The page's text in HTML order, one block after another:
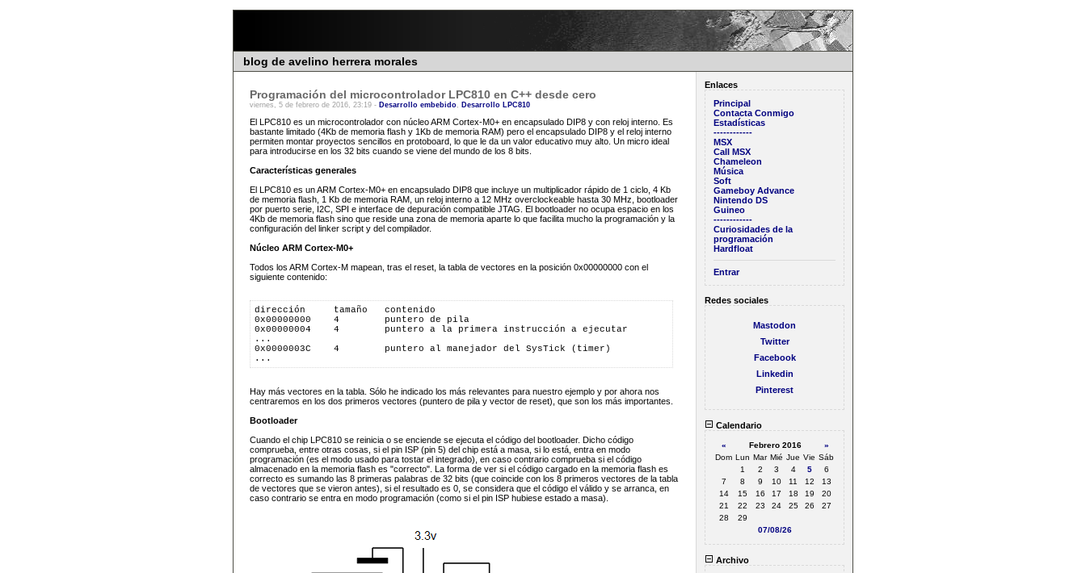
blog de avelino herrera morales
Programación del microcontrolador LPC810 en C++ desde cero
viernes, 5 de febrero de 2016, 23:19 - Desarrollo embebido, Desarrollo LPC810
El LPC810 es un microcontrolador con núcleo ARM Cortex-M0+ en encapsulado DIP8 y con reloj interno. Es
bastante limitado (4Kb de memoria flash y 1Kb de memoria RAM) pero el encapsulado DIP8 y el reloj interno
permiten montar proyectos sencillos en protoboard, lo que le da un valor educativo muy alto. Un micro ideal
para introducirse en los 32 bits cuando se viene del mundo de los 8 bits.
Características generales
El LPC810 es un ARM Cortex-M0+ en encapsulado DIP8 que incluye un multiplicador rápido de 1 ciclo, 4 Kb
de memoria flash, 1 Kb de memoria RAM, un reloj interno a 12 MHz overclockeable hasta 30 MHz, bootloader
por puerto serie, I2C, SPI e interface de depuración compatible JTAG. El bootloader no ocupa espacio en los
4Kb de memoria flash sino que reside una zona de memoria aparte lo que facilita mucho la programación y la
configuración del linker script y del compilador.
Núcleo ARM Cortex-M0+
Todos los ARM Cortex-M mapean, tras el reset, la tabla de vectores en la posición 0x00000000 con el
siguiente contenido:
dirección     tamaño   contenido
0x00000000    4        puntero de pila
0x00000004    4        puntero a la primera instrucción a ejecutar
...
0x0000003C    4        puntero al manejador del SysTick (timer)
...
Hay más vectores en la tabla. Sólo he indicado los más relevantes para nuestro ejemplo y por ahora nos
centraremos en los dos primeros vectores (puntero de pila y vector de reset), que son los más importantes.
Bootloader
Cuando el chip LPC810 se reinicia o se enciende se ejecuta el código del bootloader. Dicho código
comprueba, entre otras cosas, si el pin ISP (pin 5) del chip está a masa, si lo está, entra en modo
programación (es el modo usado para tostar el integrado), en caso contrario comprueba si el código
almacenado en la memoria flash es "correcto". La forma de ver si el código cargado en la memoria flash es
correcto es sumando las 8 primeras palabras de 32 bits (que coincide con los 8 primeros vectores de la tabla
de vectores que se vieron antes), si el resultado es 0, se considera que el código el válido y se arranca, en
caso contrario se entra en modo programación (como si el pin ISP hubiese estado a masa).
Enlaces
Principal
Contacta Conmigo
Estadísticas
------------
MSX
Call MSX
Chameleon
Música
Soft
Gameboy Advance
Nintendo DS
Guineo
------------
Curiosidades de la
programación
Hardfloat
Entrar
Redes sociales
Mastodon
Twitter
Facebook
Linkedin
Pinterest
Calendario
« Febrero 2016
»
Dom Lun Mar Mié Jue Vie Sáb
1
2 3 4 5
6
7
8 9 10 11 12
13
14
15 16 17 18 19
20
21
22 23 24 25 26
27
28
29
07/08/26
Archivo